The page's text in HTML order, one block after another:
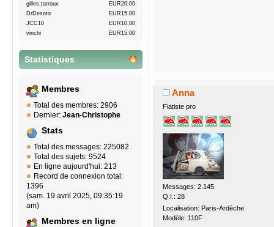
gilles.tarroux
EUR20.00
DrDesoto
EUR15.00
JCC10
EUR10.00
vinchi
EUR15.00
Statistiques
Membres
Total des membres: 2906
Dernier: Jean-Christophe
Stats
Total des messages: 225082
Total des sujets: 9524
En ligne aujourd'hui: 213
Record de connexion total:
1396
(sam. 19 avril 2025, 09:35:19
am)
Membres en ligne
Anna
Fiatiste pro
Messages: 2.145
Q.I.: 28
Localisation: Paris-Ardèche
Modèle: 110F